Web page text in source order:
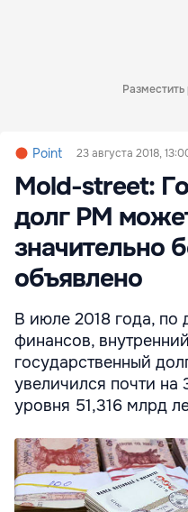
Point 23 августа 2018,
Mold-street:
долг РМ
значительно
объявлено
В июле 2018 года, по
финансов,
государственный
увеличился почти на
уровня 51,316 млрд